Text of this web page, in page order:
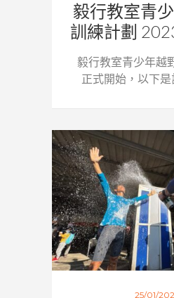
毅行教室青
訓練計劃
毅行教室青少年越
正式開始，以下是
25/01/